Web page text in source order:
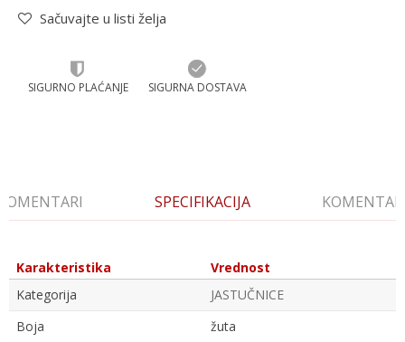
Sačuvajte u listi želja
SIGURNO PLAĆANJE SIGURNA DOSTAVA
SPECIFIKACIJA
Karakteristika
Vrednost
Kategorija
JASTUČNICE
Boja
žuta